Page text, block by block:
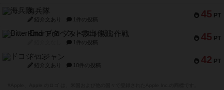
45 PT
海兵隊
紹介文あり 1件の投稿
45 PT
Bitter End ブタペスト救出作戦
1件の投稿
42 PT
ドコジャン
紹介文あり 10件の投稿